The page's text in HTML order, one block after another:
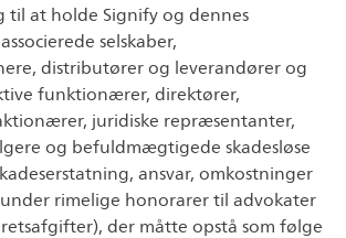
at holde Signify og dennes
selskaber,
distributører og leverandører og
funktionærer, direktører,
juridiske repræsentanter,
og befuldmægtigede skadesløse
ansvar, omkostninger
rimelige honorarer til advokater
der måtte opstå som følge